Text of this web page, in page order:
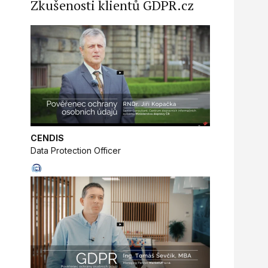
Zkušenosti klientů GDPR.cz
CENDIS
Data Protection Officer